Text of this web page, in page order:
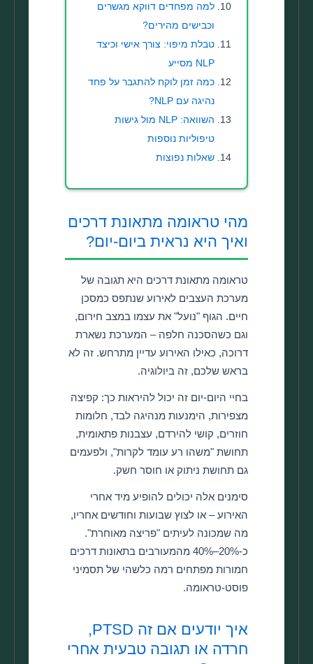
למה מפחדים דווקא מגשרים
וכבישים מהירים?
טבלת מיפוי: צורך אישי וכיצד
NLP מסייע
כמה זמן לוקח להתגבר על פחד
נהיגה עם NLP?
השוואה: NLP מול גישות
טיפוליות נוספות
שאלות נפוצות
מהי טראומה מתאונת דרכים
ואיך היא נראית ביום-יום?
טראומה מתאונת דרכים היא תגובה של
מערכת העצבים לאירוע שנתפס כמסכן
חיים. הגוף "נועל" את עצמו במצב חירום,
וגם כשהסכנה חלפה – המערכת נשארת
דרוכה, כאילו האירוע עדיין מתרחש. זה לא
בראש שלכם, זה ביולוגיה.
בחיי היום-יום זה יכול להיראות כך: קפיצה
מצפירות, הימנעות מנהיגה לבד, חלומות
חוזרים, קושי להירדם, עצבנות פתאומית,
תחושת "משהו רע עומד לקרות", ולפעמים
גם תחושת ניתוק או חוסר חשק.
סימנים אלה יכולים להופיע מיד אחרי
האירוע – או לצוץ שבועות וחודשים אחריו,
מה שמכונה לעיתים "פריצה מאוחרת".
כ-20%–40% מהמעורבים בתאונות דרכים
חמורות מפתחים רמה כלשהי של תסמיני
פוסט-טראומה.
איך יודעים אם זה PTSD,
חרדה או תגובה טבעית אחרי